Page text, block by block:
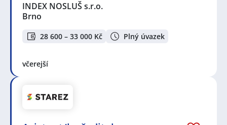
INDEX NOSLUŠ s.r.o.
Brno
28 600 – 33 000 Kč Plný úvazek
včerejší